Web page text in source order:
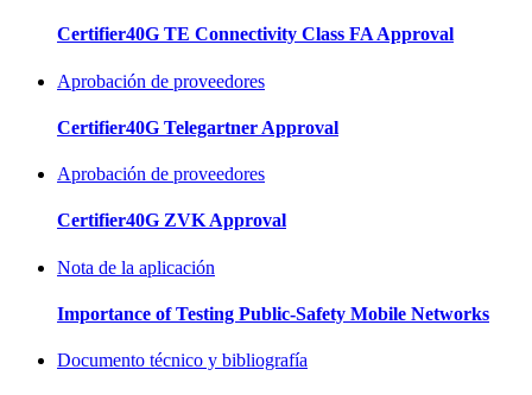
Certifier40G TE Connectivity Class FA Approval
Aprobación de proveedores
Certifier40G Telegartner Approval
Aprobación de proveedores
Certifier40G ZVK Approval
Nota de la aplicación
Importance of Testing Public-Safety Mobile Networks
Documento técnico y bibliografía